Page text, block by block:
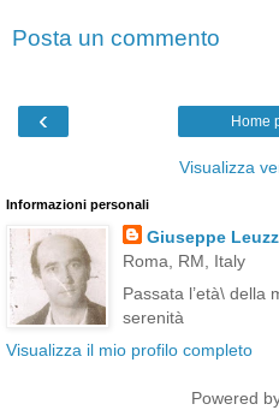
Posta un commento
‹ Home
Visualizza
Informazioni personali
Giuseppe
Roma, RM, Italy
Passata l’età\ della
serenità
Visualizza il mio profilo completo
Powered